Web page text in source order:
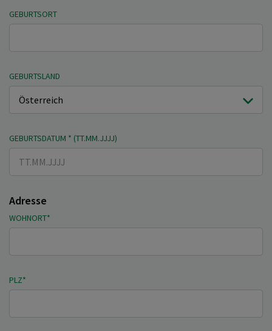
GEBURTSORT
GEBURTSLAND
GEBURTSDATUM * (TT.MM.JJJJ)
Adresse
WOHNORT*
PLZ*